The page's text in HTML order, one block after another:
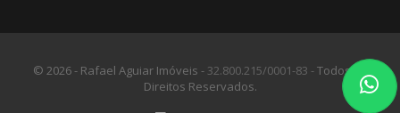
© 2026 - Rafael Aguiar Imóveis - 32.800.215/0001-83 -Todos os
Direitos Reservados.